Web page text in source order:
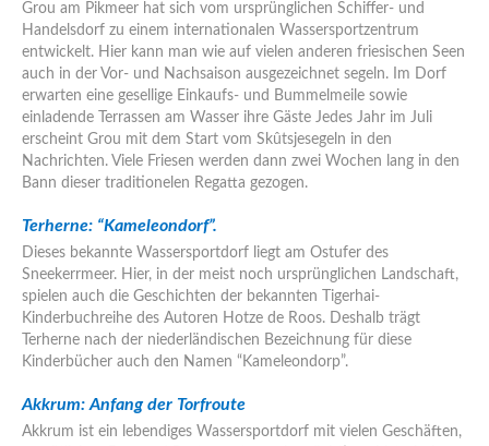
Grou am Pikmeer hat sich vom ursprünglichen Schiffer- und
Handelsdorf zu einem internationalen Wassersportzentrum
entwickelt. Hier kann man wie auf vielen anderen friesischen Seen
auch in der Vor- und Nachsaison ausgezeichnet segeln. Im Dorf
erwarten eine gesellige Einkaufs- und Bummelmeile sowie
einladende Terrassen am Wasser ihre Gäste Jedes Jahr im Juli
erscheint Grou mit dem Start vom Skûtsjesegeln in den
Nachrichten. Viele Friesen werden dann zwei Wochen lang in den
Bann dieser traditionelen Regatta gezogen.
Terherne: “Kameleondorf”.
Dieses bekannte Wassersportdorf liegt am Ostufer des
Sneekerrmeer. Hier, in der meist noch ursprünglichen Landschaft,
spielen auch die Geschichten der bekannten Tigerhai-
Kinderbuchreihe des Autoren Hotze de Roos. Deshalb trägt
Terherne nach der niederländischen Bezeichnung für diese
Kinderbücher auch den Namen “Kameleondorp”.
Akkrum:Anfang der Torfroute
Akkrum ist ein lebendiges Wassersportdorf mit vielen Geschäften,